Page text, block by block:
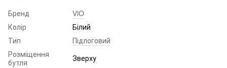
Бренд
ViO
Колір
Білий
Тип
Підлоговий
Розміщення
бутля
Зверху